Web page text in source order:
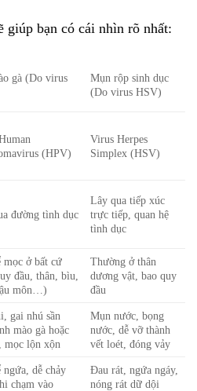
giúp bạn có cái nhìn rõ nhất:
gà (Do virus
Mụn rộp sinh dục
(Do virus HSV)
(HPV)
Virus Herpes
Simplex (HSV)
đường tình dục
Lây qua tiếp xúc
trực tiếp, quan hệ
tình dục
mọc ở bất cứ
đầu, thân, bìu,
môn…)
Thường ở thân
dương vật, bao quy
đầu
gai nhú sần
mào gà hoặc
mọc lộn xộn
Mụn nước, bọng
nước, dễ vỡ thành
vết loét, đóng vảy
ngứa, dễ chảy
chạm vào
Đau rát, ngứa ngáy,
nóng rát dữ dội